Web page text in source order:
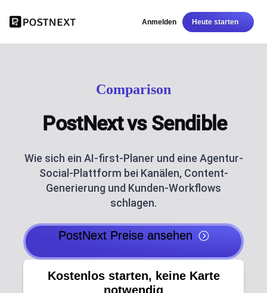
Anmelden Heute starten
Comparison
PostNext vs Sendible
Wie sich ein AI-first-Planer und eine Agentur-
Social-Plattform bei Kanälen, Content-
Generierung und Kunden-Workflows
schlagen.
PostNext Preise ansehen
Kostenlos starten, keine Karte
notwendig